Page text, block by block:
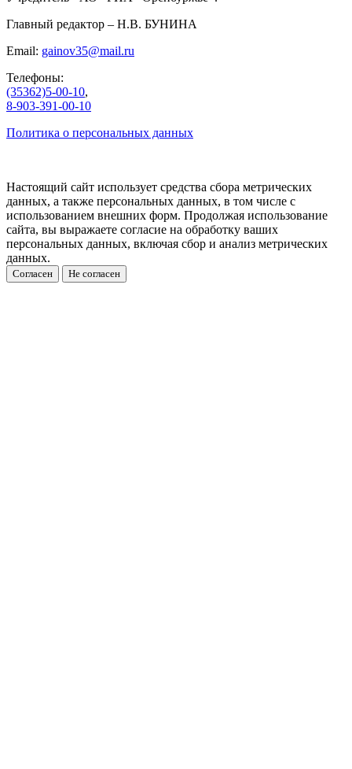
Главный редактор – Н.В. БУНИНА
Email: gainov35@mail.ru
Телефоны:
(35362)5-00-10,
8-903-391-00-10
Политика о персональных данных
Настоящий сайт использует средства сбора метрических
данных, а также персональных данных, в том числе с
использованием внешних форм. Продолжая использование
сайта, вы выражаете согласие на обработку ваших
персональных данных, включая сбор и анализ метрических
данных.
Согласен Не согласен